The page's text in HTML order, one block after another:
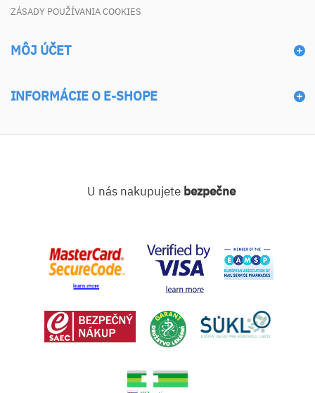
ZÁSADY POUŽÍVANIA COOKIES
MÔJ ÚČET
INFORMÁCIE O E-SHOPE
U nás nakupujete bezpečne